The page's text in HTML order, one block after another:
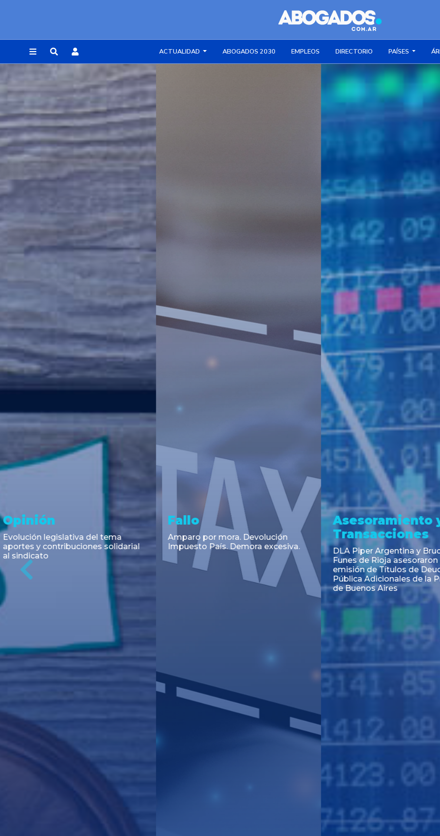
ACTUALIDAD ABOGADOS 2030 EMPLEOS DIRECTORIO PAÍSES
REGISTRARSE
Asesoramiento y
Transacciones
Co-Emisión de Obligaciones
Negociables por US$400.000.000
de Petroquímica Comodoro
Rivadavia S.A. y Luz de Tres Picos
Noticia
Cambios en el Código Alimentario
Argentino: simplifican trámites
para la importación de aditivos,
coadyuvantes e ingredientes
alimentarios y unifican autoridad
Noticia
CNV: Criterio
colocaciones primarias
Previous